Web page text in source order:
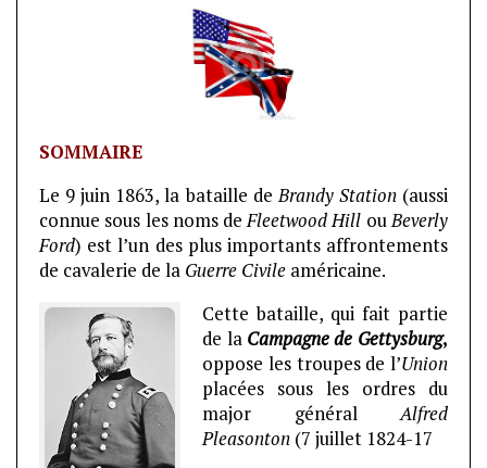
SOMMAIRE
Le 9 juin 1863, la bataille deBrandy Station(aussi
connue sous les noms deFleetwood Hill ouBeverly
Ford) est l’un des plus importants affrontements
de cavalerie de la Guerre Civile américaine.
Cette bataille, qui fait partie
de la Campagne de Gettysburg,
oppose les troupes de l’Union
placées sous les ordres du
major généralAlfred
Pleasonton (7 juillet 1824-17